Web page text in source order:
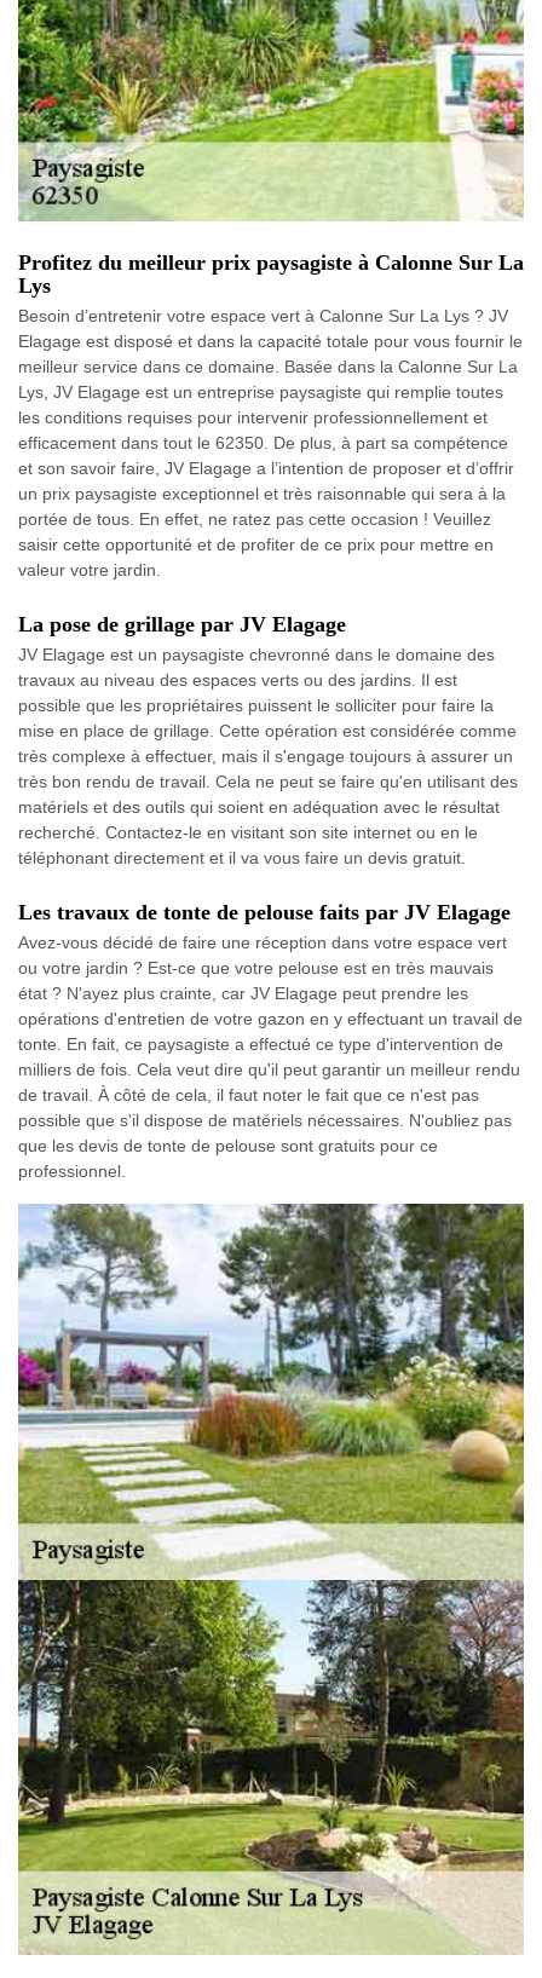
Profitez du meilleur prix paysagiste à Calonne Sur La
Lys
Besoin d’entretenir votre espace vert à Calonne Sur La Lys ? JV
Elagage est disposé et dans la capacité totale pour vous fournir le
meilleur service dans ce domaine. Basée dans la Calonne Sur La
Lys, JV Elagage est un entreprise paysagiste qui remplie toutes
les conditions requises pour intervenir professionnellement et
efficacement dans tout le 62350. De plus, à part sa compétence
et son savoir faire, JV Elagage a l’intention de proposer et d’offrir
un prix paysagiste exceptionnel et très raisonnable qui sera à la
portée de tous. En effet, ne ratez pas cette occasion ! Veuillez
saisir cette opportunité et de profiter de ce prix pour mettre en
valeur votre jardin.
La pose de grillage par JV Elagage
JV Elagage est un paysagiste chevronné dans le domaine des
travaux au niveau des espaces verts ou des jardins. Il est
possible que les propriétaires puissent le solliciter pour faire la
mise en place de grillage. Cette opération est considérée comme
très complexe à effectuer, mais il s'engage toujours à assurer un
très bon rendu de travail. Cela ne peut se faire qu'en utilisant des
matériels et des outils qui soient en adéquation avec le résultat
recherché. Contactez-le en visitant son site internet ou en le
téléphonant directement et il va vous faire un devis gratuit.
Les travaux de tonte de pelouse faits par JV Elagage
Avez-vous décidé de faire une réception dans votre espace vert
ou votre jardin ? Est-ce que votre pelouse est en très mauvais
état ? N'ayez plus crainte, car JV Elagage peut prendre les
opérations d'entretien de votre gazon en y effectuant un travail de
tonte. En fait, ce paysagiste a effectué ce type d'intervention de
milliers de fois. Cela veut dire qu'il peut garantir un meilleur rendu
de travail. À côté de cela, il faut noter le fait que ce n'est pas
possible que s'il dispose de matériels nécessaires. N'oubliez pas
que les devis de tonte de pelouse sont gratuits pour ce
professionnel.